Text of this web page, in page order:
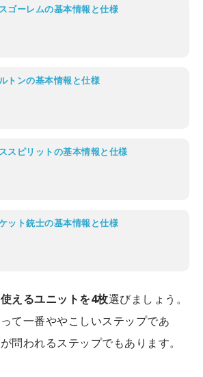
ゴーレムの基本情報と仕様
トンの基本情報と仕様
スピリットの基本情報と仕様
ット銃士の基本情報と仕様
えるユニットを4枚選びましょう。
て一番ややこしいステップであ
問われるステップでもあります。